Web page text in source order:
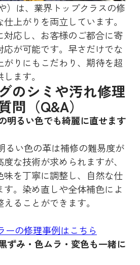
）は、業界トップクラスの修
上がりを両立しています。
応し、お客様のご都合に寄
応が可能です。早さだけでな
がりにもこだわり、期待を超
ます。
のシミや汚れ修理
問（Q&A）
明るい色でも綺麗に直せます
るい色の革は補修の難易度が
な技術が求められますが、
を丁寧に調整し、自然な仕
。染め直しや全体補色によ
ることができます。
ーの修理事例はこちら
ずみ・色ムラ・変色も一緒に